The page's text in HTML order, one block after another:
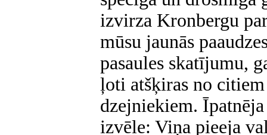
izvirza Kronbergu
mūsu jaunās
pasaules skatījumu,
ļoti atšķiras no citiem
dzejniekiem.
izvēle: Viņa pieeja